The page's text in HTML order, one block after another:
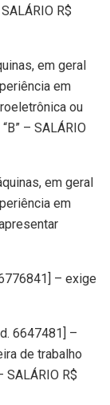
R$
em geral
em
ou
– SALÁRIO
em geral
em
– exige
6647481] –
de trabalho
R$